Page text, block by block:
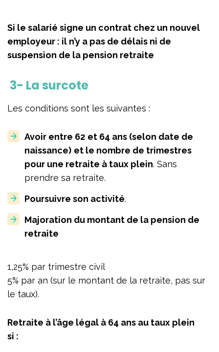
Si le salarié signe un contrat chez un nouvel
employeur : il n’y a pas de délais ni de
suspension de la pension retraite
3- La surcote
Les conditions sont les suivantes :
Avoir entre 62 et 64 ans (selon date de
naissance) et le nombre de trimestres
pour une retraite à taux plein. Sans
prendre sa retraite.
Poursuivre son activité.
Majoration du montant de la pension de
retraite
1,25% par trimestre civil
5% par an (sur le montant de la retraite, pas sur
le taux).
Retraite à l’âge légal à 64 ans au taux plein
si :